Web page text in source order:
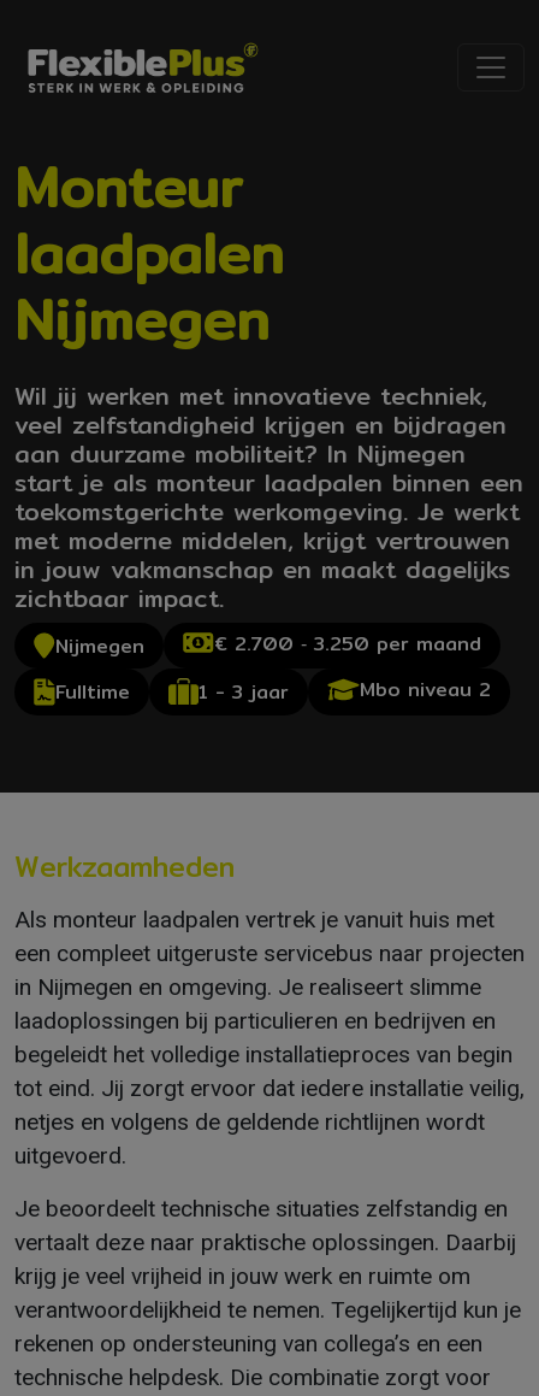
Monteur
laadpalen
Nijmegen
Wil jij werken met innovatieve techniek,
veel zelfstandigheid krijgen en bijdragen
aan duurzame mobiliteit? In Nijmegen
start je als monteur laadpalen binnen een
toekomstgerichte werkomgeving. Je werkt
met moderne middelen, krijgt vertrouwen
in jouw vakmanschap en maakt dagelijks
zichtbaar impact.
Nijmegen
€ 2.700 ‐ 3.250 per maand
Fulltime
1 - 3 jaar Mbo niveau 2
Werkzaamheden
Als monteur laadpalen vertrek je vanuit huis met
een compleet uitgeruste servicebus naar projecten
in Nijmegen en omgeving. Je realiseert slimme
laadoplossingen bij particulieren en bedrijven en
begeleidt het volledige installatieproces van begin
tot eind. Jij zorgt ervoor dat iedere installatie veilig,
netjes en volgens de geldende richtlijnen wordt
uitgevoerd.
Je beoordeelt technische situaties zelfstandig en
vertaalt deze naar praktische oplossingen. Daarbij
krijg je veel vrijheid in jouw werk en ruimte om
verantwoordelijkheid te nemen. Tegelijkertijd kun je
rekenen op ondersteuning van collega’s en een
technische helpdesk. Die combinatie zorgt voor